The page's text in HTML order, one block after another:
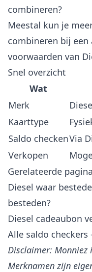
combineren?
Meestal kun je
combineren bij een
voorwaarden van
Snel overzicht
Wat
Merk
Kaarttype
Saldo checkenVia
Verkopen
Gerelateerde
Diesel waar
besteden?
Diesel cadeaubon
Alle saldo checkers
Disclaimer: Monniez
Merknamen zijn